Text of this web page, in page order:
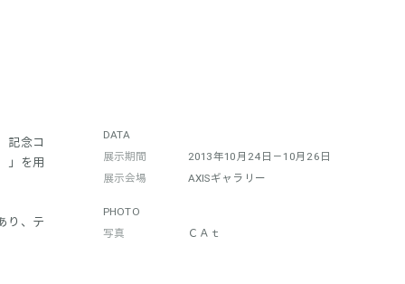
記念コ
」を用
り、テ
DATA
展示期間
2013年10月24日－10月26日
展示会場
AXISギャラリー
PHOTO
写真
ＣＡｔ